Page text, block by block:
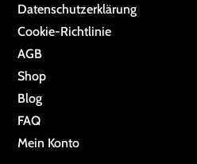
Da­ten­schutz­er­klä­rung
Cookie-Richtlinie
AGB
Shop
Blog
FAQ
Mein Konto